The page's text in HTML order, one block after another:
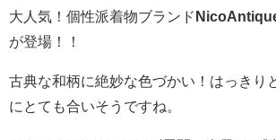
大人気！個性派着物ブランド
が登場！！
古典な和柄に絶妙な色づかい！はっきり
にとても合いそうですね。